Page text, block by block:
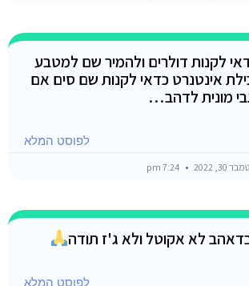
לקנות דולרים ולהמיר שם למטבע
אינטנרט כדאי לקנות שם סים אם
לפוסט המלא
30, 2022
לא אקוטל ולא ג'ז תודה
לפוסט המלא